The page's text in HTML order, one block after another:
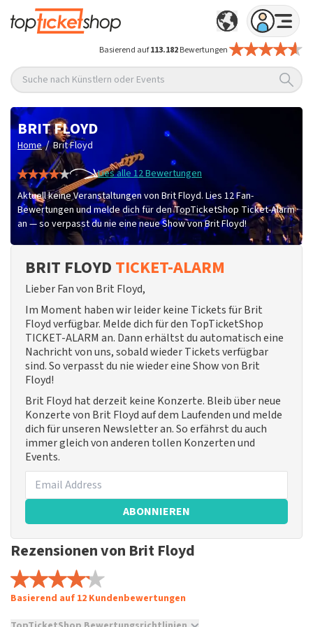
Basierend auf113.182Bewertungen
Suche nach Künstlern oder Events
BRIT FLOYD
Home / Brit Floyd
Lies alle 12 Bewertungen
Aktuell keine Veranstaltungen von Brit Floyd. Lies 12 Fan-
Bewertungen und melde dich für den TopTicketShop Ticket-Alarm
an — so verpasst du nie eine neue Show von Brit Floyd!
BRIT FLOYD TICKET-ALARM
Lieber Fan von Brit Floyd,
Im Moment haben wir leider keine Tickets für Brit
Floyd verfügbar. Melde dich für den TopTicketShop
TICKET-ALARM an. Dann erhältst du automatisch eine
Nachricht von uns, sobald wieder Tickets verfügbar
sind. So verpasst du nie wieder eine Show von Brit
Floyd!
Brit Floyd hat derzeit keine Konzerte. Bleib über neue
Konzerte von Brit Floyd auf dem Laufenden und melde
dich für unseren Newsletter an. So erfährst du auch
immer gleich von anderen tollen Konzerten und
Events.
ABONNIEREN
Rezensionen von Brit Floyd
Basierend auf 12 Kundenbewertungen